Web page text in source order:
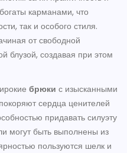
карманами, что
так и особого стиля.
от свободной
блузой, создавая при этом
брюки с изысканными
сердца ценителей
придавать силуэту
могут быть выполнены из
пользуются шелк и